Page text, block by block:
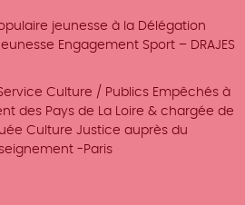
jeunesse à la Délégation
Engagement Sport – DRAJES
Culture / Publics Empêchés à
des Pays de La Loire & chargée de
Culture Justice auprès du
-Paris